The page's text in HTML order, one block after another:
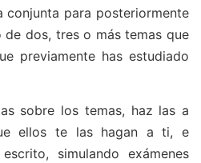
conjunta para posteriormente
de dos, tres o más temas que
previamente has estudiado
sobre los temas, haz las a
ellos te las hagan a ti, e
simulando exámenes